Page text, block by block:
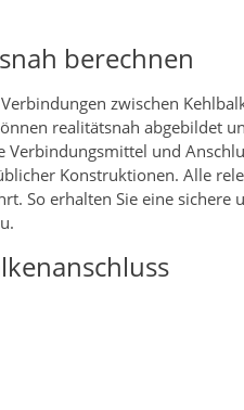
berechnen
zwischen
realitätsnah abgebildet
und
Konstruktionen. Alle
So erhalten Sie eine sichere